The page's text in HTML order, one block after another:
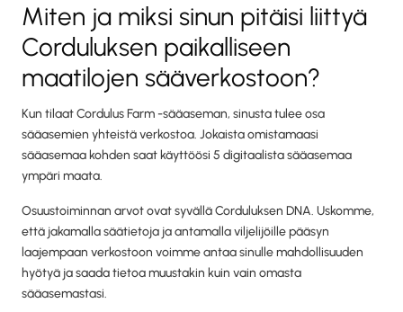
Miten ja miksi sinun pitäisi liittyä
Corduluksen paikalliseen
maatilojen sääverkostoon?
Kun tilaat Cordulus Farm -sääaseman, sinusta tulee osa
sääasemien yhteistä verkostoa. Jokaista omistamaasi
sääasemaa kohden saat käyttöösi 5 digitaalista sääasemaa
ympäri maata.
Osuustoiminnan arvot ovat syvällä Corduluksen DNA. Uskomme,
että jakamalla säätietoja ja antamalla viljelijöille pääsyn
laajempaan verkostoon voimme antaa sinulle mahdollisuuden
hyötyä ja saada tietoa muustakin kuin vain omasta
sääasemastasi.